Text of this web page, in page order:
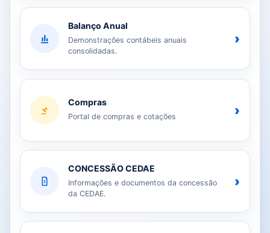
Balanço Anual
Demonstrações contábeis anuais
consolidadas.
›
Compras
Portal de compras e cotações ›
CONCESSÃO CEDAE
Informações e documentos da concessão
da CEDAE.
›